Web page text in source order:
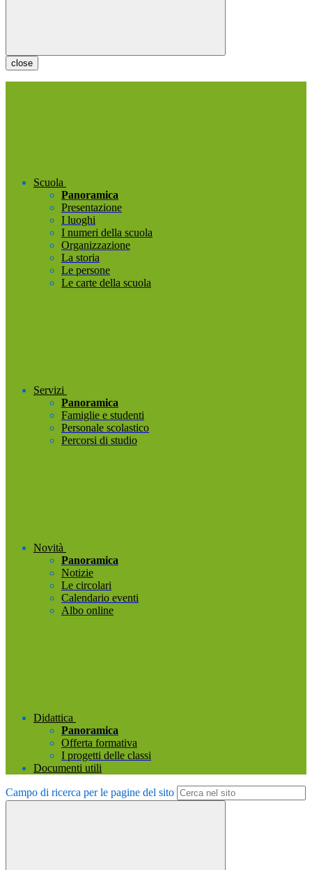
close
Scuola
Panoramica
Presentazione
I luoghi
I numeri della scuola
Organizzazione
La storia
Le persone
Le carte della scuola
Servizi
Panoramica
Famiglie e studenti
Personale scolastico
Percorsi di studio
Novità
Panoramica
Notizie
Le circolari
Calendario eventi
Albo online
Didattica
Panoramica
Offerta formativa
I progetti delle classi
Documenti utili
Campo di ricerca per le pagine del sito